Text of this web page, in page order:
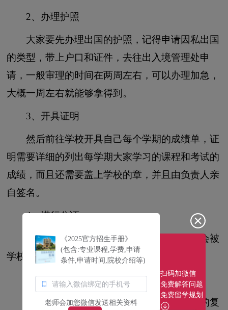
2、办理护照
大家要先办理出国的护照，记得申请因私出国
的类型，带上户口和证件，去往出入境管理处申
请，一般审理的时间在两周左右，可以办理加急，
大概一周左右就能够拿得到。
3、开具证明
然后前往学校开具自己每个学期的成绩单，证
明需要详细的列出每学期大家学习的课程和考试的
成绩，而且还需要盖上学校的章，并且由负责人亲
自签名。
4、进行公证
成绩单和毕业证，还需要公证，这之后才会被
学校认可治疗的有效性和真实性。
5、准备材料
还有其他材料的准备，包括申请表、护照的复
《2025官方招生手册》
(包含:专业课程,学费,申请
条件,申请时间,院校介绍等)
老师会加您微信发送相关资料
扫码加微信
免费解答问题
免费留学规划